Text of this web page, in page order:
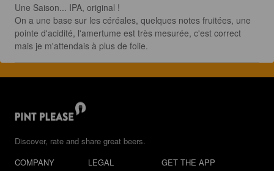
Une Saison... IPA, original !
On a une base sur les céréales, quelques notes fruitées, une
pointe d'acidité, l'amertume est très mesurée, c'est correct
mais je m'attendais à plus de folie.
Discover, rate and share great beers.
COMPANY
LEGAL GET THE APP